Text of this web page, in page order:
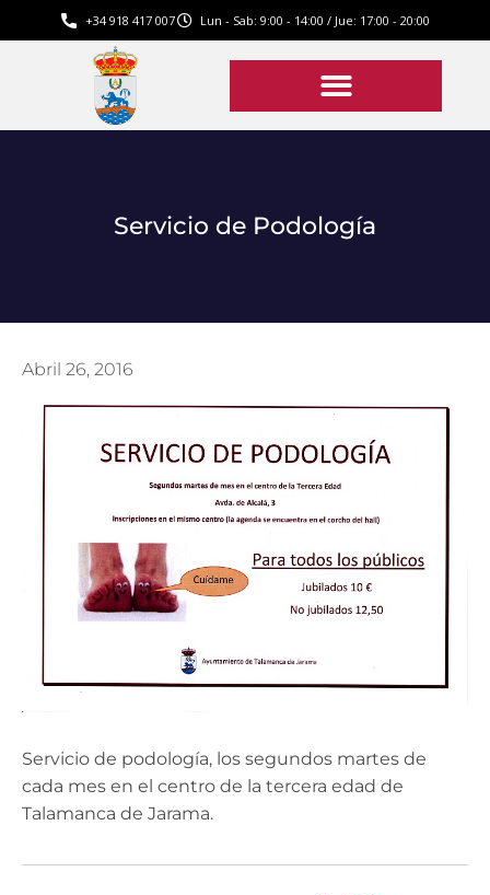
+34 918 417 007 Lun - Sab: 9:00 - 14:00 / Jue: 17:00 - 20:00
Servicio de Podología
Abril 26, 2016
Servicio de podología, los segundos martes de
cada mes en el centro de la tercera edad de
Talamanca de Jarama.